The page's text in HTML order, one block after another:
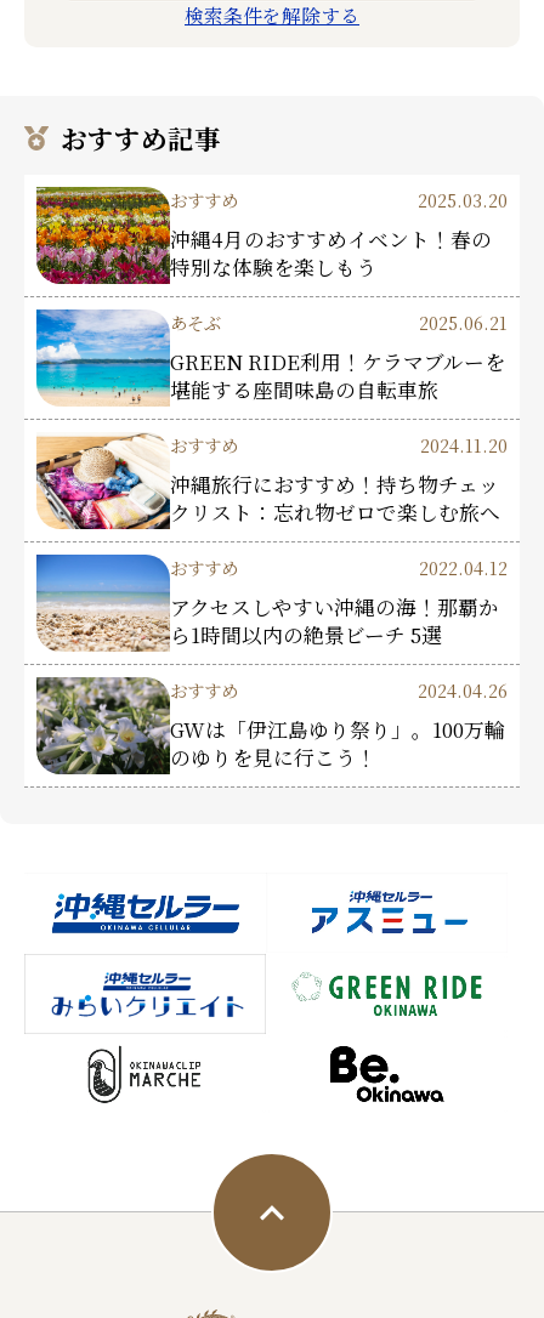
検索条件を解除する
おすすめ記事
おすすめ 2025.03.20
沖縄4月のおすすめイベント！春の
特別な体験を楽しもう
あそぶ 2025.06.21
GREEN RIDE利用！ケラマブルーを
堪能する座間味島の自転車旅
おすすめ 2024.11.20
沖縄旅行におすすめ！持ち物チェッ
クリスト：忘れ物ゼロで楽しむ旅へ
おすすめ 2022.04.12
アクセスしやすい沖縄の海！那覇か
ら1時間以内の絶景ビーチ 5選
おすすめ 2024.04.26
GWは「伊江島ゆり祭り」。100万輪
のゆりを見に行こう！